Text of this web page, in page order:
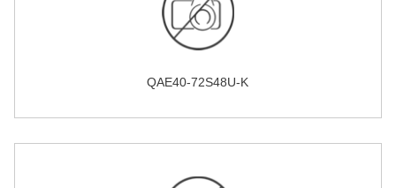
QAE40-72S48U-K